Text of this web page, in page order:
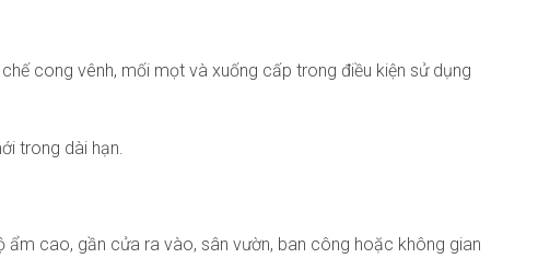
cong vênh, mối mọt và xuống cấp trong điều kiện sử dụng
trong dài hạn.
cao, gần cửa ra vào, sân vườn, ban công hoặc không gian